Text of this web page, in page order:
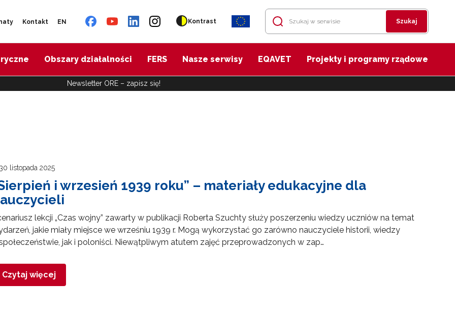
Kontakt EN Kontrast Szukaj
Obszary działalności FERS Nasze serwisy EQAVET Projekty i programy rządowe
Newsletter ORE – zapisz się!
listopada 2025
i wrzesień 1939 roku” – materiały edukacyjne dla
lekcji „Czas wojny” zawarty w publikacji Roberta Szuchty służy poszerzeniu wiedzy uczniów na temat
jakie miały miejsce we wrześniu 1939 r. Mogą wykorzystać go zarówno nauczyciele historii, wiedzy
jak i poloniści. Niewątpliwym atutem zajęć przeprowadzonych w zap…
Czytaj więcej